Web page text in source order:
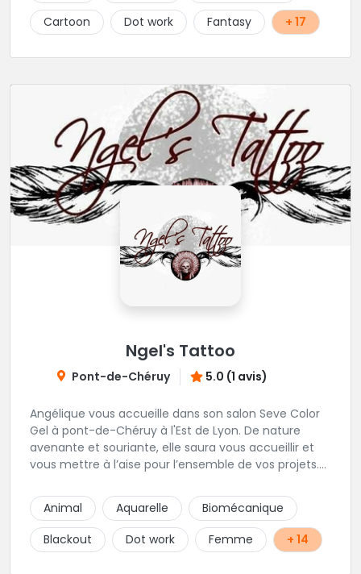
Cartoon
Dot work Fantasy + 17
Ngel's Tattoo
Pont-de-Chéruy 5.0 (1 avis)
Angélique vous accueille dans son salon Seve Color
Gel à pont-de-Chéruy à l'Est de Lyon. De nature
avenante et souriante, elle saura vous accueillir et
vous mettre à l’aise pour l’ensemble de vos projets.
tatouages allant des calligraphies, motifs floraux au
réalisme.
Animal Aquarelle
Biomécanique
Blackout
Dot work Femme + 14